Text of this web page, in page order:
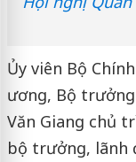
Ủy viên Bộ
ương, Bộ
Văn Giang chủ
bộ trưởng, lãnh